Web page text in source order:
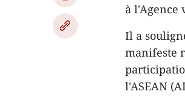
à l'Agence
Il a
manifeste
l'ASEAN